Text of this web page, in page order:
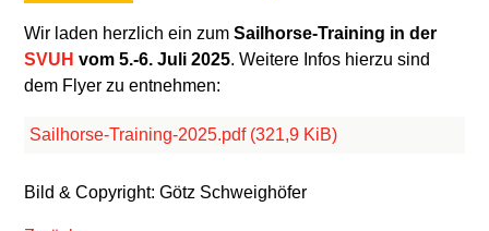
Wir laden herzlich ein zumSailhorse-Training in der
SVUH vom 5.-6. Juli 2025. Weitere Infos hierzu sind
dem Flyer zu entnehmen:
Sailhorse-Training-2025.pdf (321,9 KiB)
Bild & Copyright: Götz Schweighöfer